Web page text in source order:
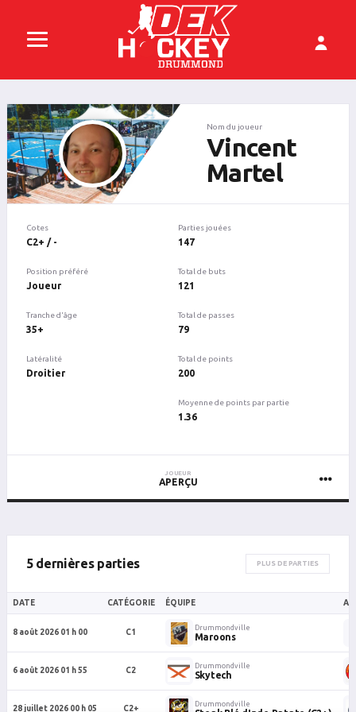
Nom du joueur
Vincent
Martel
Cotes
C2+ / -
Position préféré
Joueur
Tranche d'âge
35+
Latéralité
Droitier
Parties jouées
147
Total de buts
121
Total de passes
79
Total de points
200
Moyenne de points par partie
1.36
JOUEUR
APERÇU
5 dernières parties PLUS DE PARTIES
DATE CATÉGORIE ÉQUIPE
8 août 2026 01 h 00 C1
Drummondville
Maroons
6 août 2026 01 h 55 C2
Drummondville
Skytech
28 juillet 2026 00 h 05 C2+
Drummondville